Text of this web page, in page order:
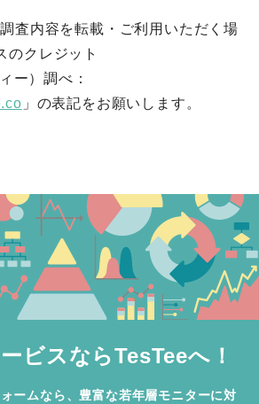
査内容を転載・ご利用いただく場
のクレジット
ー）調べ：
」の表記をお願いします。
ビスならTesTeeへ！
ームなら、豊富な若年層モニターに対